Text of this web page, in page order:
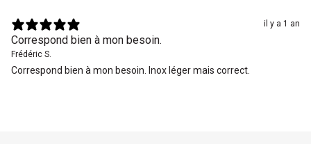
il y a 1 an
Correspond bien à mon besoin.
Frédéric S.
Correspond bien à mon besoin. Inox léger mais correct.